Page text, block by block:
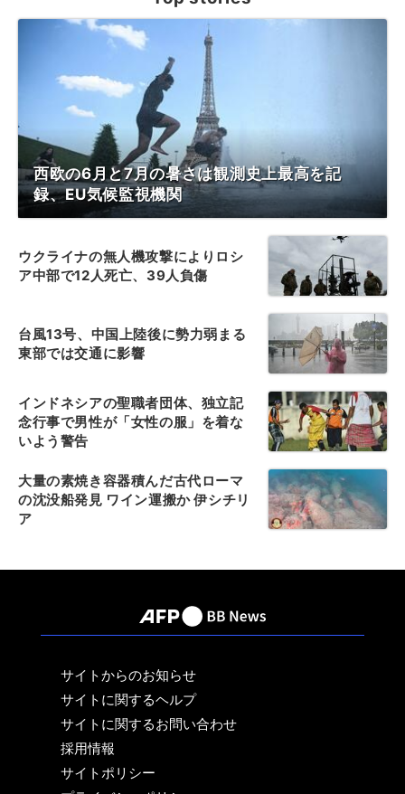
西欧の6月と7月の暑さは観測史上最高を記
録、EU気候監視機関
ウクライナの無人機攻撃によりロシ
ア中部で12人死亡、39人負傷
台風13号、中国上陸後に勢力弱まる
東部では交通に影響
インドネシアの聖職者団体、独立記
念行事で男性が「女性の服」を着な
いよう警告
大量の素焼き容器積んだ古代ローマ
の沈没船発見 ワイン運搬か 伊シチリ
ア
サイトからのお知らせ
サイトに関するヘルプ
サイトに関するお問い合わせ
採用情報
サイトポリシー